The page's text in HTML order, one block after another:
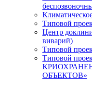
Типовой
Центр
виварий)
Типовой
Типовой
ОБЪЕКТОВ»